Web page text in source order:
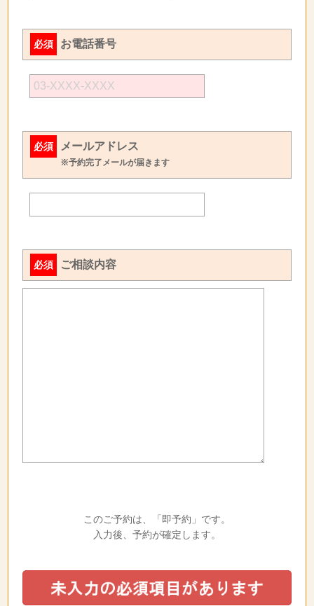
必須 お電話番号
必須 メールアドレス
※予約完了メールが届きます
必須 ご相談内容
このご予約は、「即予約」です。
入力後、予約が確定します。